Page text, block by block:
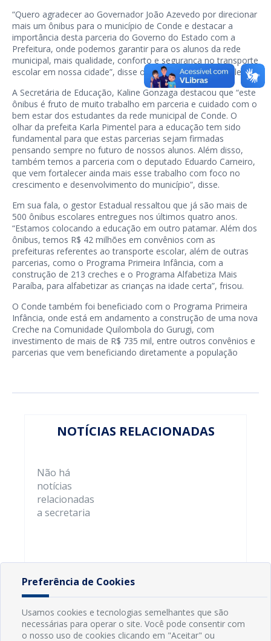
“Quero agradecer ao Governador João Azevedo por direcionar
mais um ônibus para o município de Conde e destacar a
importância desta parceria do Governo do Estado com a
Prefeitura, onde podemos garantir para os alunos da rede
municipal, mais qualidade, conforto e segurança no transporte
escolar em nossa cidade”, disse o vice-prefeito, Dedé Sales.
A Secretária de Educação, Kaline Gonzaga destacou que “este
ônibus é fruto de muito trabalho em parceria e cuidado com o
bem estar dos estudantes da rede municipal de Conde. O
olhar da prefeita Karla Pimentel para a educação tem sido
fundamental para que estas parcerias sejam firmadas
pensando sempre no futuro de nossos alunos. Além disso,
também temos a parceria com o deputado Eduardo Carneiro,
que vem fortalecer ainda mais esse trabalho com foco no
crescimento e desenvolvimento do município”, disse.
Em sua fala, o gestor Estadual ressaltou que já são mais de
500 ônibus escolares entregues nos últimos quatro anos.
“Estamos colocando a educação em outro patamar. Além dos
ônibus, temos R$ 42 milhões em convênios com as
prefeituras referentes ao transporte escolar, além de outras
parcerias, como o Programa Primeira Infância, com a
construção de 213 creches e o Programa Alfabetiza Mais
Paraíba, para alfabetizar as crianças na idade certa”, frisou.
O Conde também foi beneficiado com o Programa Primeira
Infância, onde está em andamento a construção de uma nova
Creche na Comunidade Quilombola do Gurugi, com
investimento de mais de R$ 735 mil, entre outros convênios e
parcerias que vem beneficiando diretamente a população
NOTÍCIAS RELACIONADAS
Não há
notícias
relacionadas
a secretaria
Preferência de Cookies
Usamos cookies e tecnologias semelhantes que são
necessárias para operar o site. Você pode consentir com
o nosso uso de cookies clicando em "Aceitar" ou